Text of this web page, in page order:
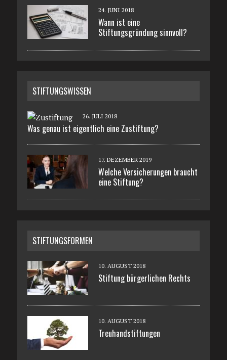
24. JUNI 2018
Wann ist eine
Stiftungsgründung sinnvoll?
STIFTUNGSWISSEN
26. JULI 2018
Was genau ist eigentlich eine Zustiftung?
17. DEZEMBER 2019
Welche Versicherungen braucht
eine Stiftung?
STIFTUNGSFORMEN
10. AUGUST 2018
Stiftung bürgerlichen Rechts
10. AUGUST 2018
Treuhandstiftungen